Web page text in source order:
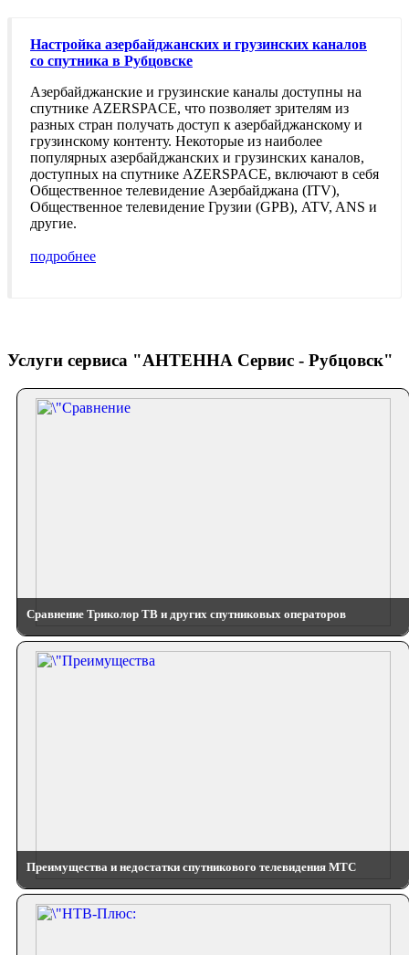
Настройка азербайджанских и грузинских каналов
со спутника в Рубцовске
Азербайджанские и грузинские каналы доступны на
спутнике AZERSPACE, что позволяет зрителям из
разных стран получать доступ к азербайджанскому и
грузинскому контенту. Некоторые из наиболее
популярных азербайджанских и грузинских каналов,
доступных на спутнике AZERSPACE, включают в себя
Общественное телевидение Азербайджана (ITV),
Общественное телевидение Грузии (GPB), ATV, ANS и
другие.
подробнее
Услуги сервиса "АНТЕННА Сервис - Рубцовск"
Сравнение Триколор ТВ и других спутниковых операторов
Преимущества и недостатки спутникового телевидения МТС